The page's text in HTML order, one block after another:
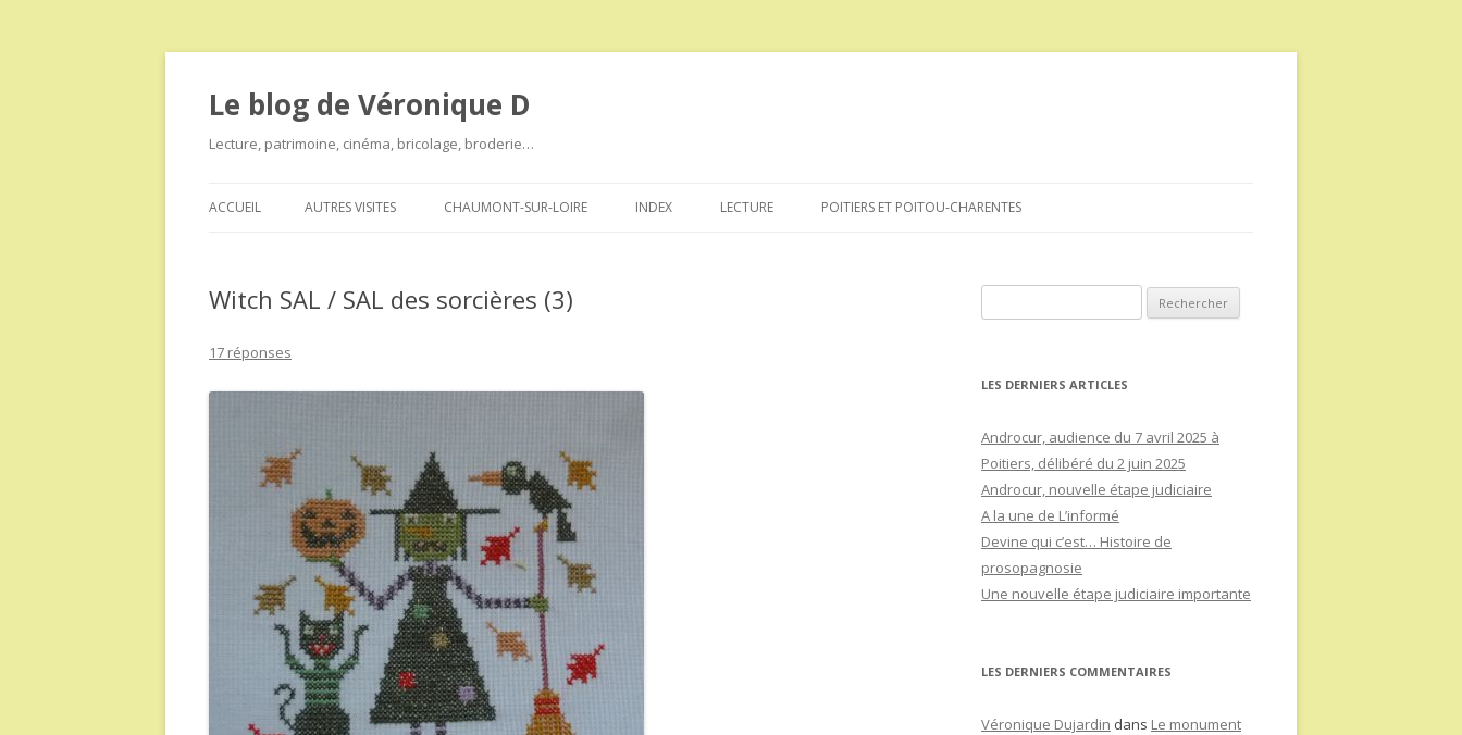
Le blog de Véronique D
Lecture, patrimoine, cinéma, bricolage, broderie…
au
ACCUEIL AUTRES VISITES CHAUMONT-SUR-LOIRE INDEX LECTURE POITIERS ET POITOU-CHARENTES
Witch SAL / SAL des sorcières (3)
17 réponses
LES DERNIERS ARTICLES
Androcur, audience du 7 avril 2025 à
Poitiers, délibéré du 2 juin 2025
Androcur, nouvelle étape judiciaire
A la une de L’informé
Devine qui c’est… Histoire de
prosopagnosie
Une nouvelle étape judiciaire importante
LES DERNIERS COMMENTAIRES
Véronique Dujardin dans Le monument